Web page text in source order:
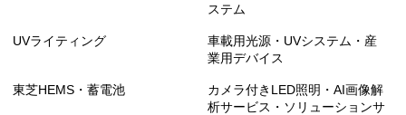
ステム
UVライティング
車載用光源・UVシステム・産
業用デバイス
東芝HEMS・蓄電池
カメラ付きLED照明・AI画像解
析サービス・ソリューションサ